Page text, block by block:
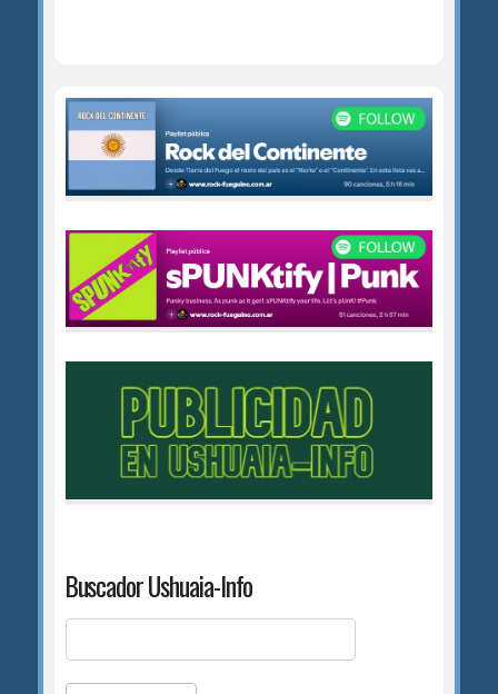
Buscador Ushuaia-Info